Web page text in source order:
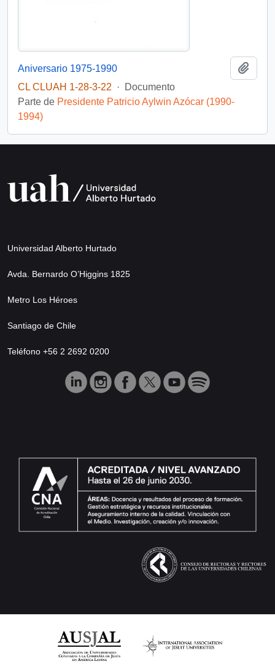
Aniversario 1975-1990
CL CLUAH 1-28-3-22
·
Documento
Parte de Presidente Patricio Aylwin Azócar (1990-
1994)
Universidad Alberto Hurtado
Avda. Bernardo O’Higgins 1825
Metro Los Héroes
Santiago de Chile
Teléfono +56 2 2692 0200